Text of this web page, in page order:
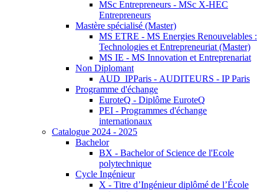
MSc Entrepreneurs - MSc X-HEC
Entrepreneurs
Mastère spécialisé (Master)
MS ETRE - MS Energies Renouvelables :
Technologies et Entrepreneuriat (Master)
MS IE - MS Innovation et Entreprenariat
Non Diplomant
AUD_IPParis - AUDITEURS - IP Paris
Programme d'échange
EuroteQ - Diplôme EuroteQ
PEI - Programmes d'échange
internationaux
Catalogue 2024 - 2025
Bachelor
BX - Bachelor of Science de l'Ecole
polytechnique
Cycle Ingénieur
X - Titre d’Ingénieur diplômé de l’École